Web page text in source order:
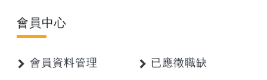
會員中心
會員資料管理 已應徵職缺